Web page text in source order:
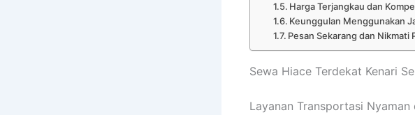
Harga Terjangkau dan
Keunggulan Menggunakan
Pesan Sekarang dan Nikmati
Sewa Hiace Terdekat Kenari
Layanan Transportasi Nyaman